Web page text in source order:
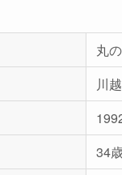
丸
川
34